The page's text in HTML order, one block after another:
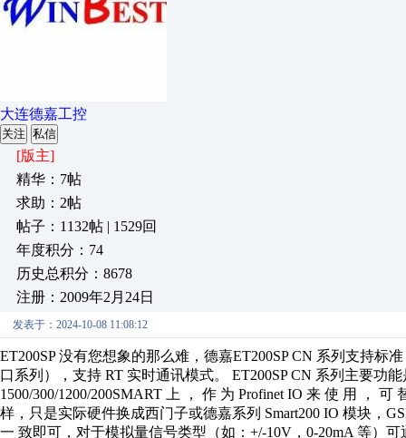
大连德嘉工控
关注 私信
[版主]
精华：7帖
求助：2帖
帖子：1132帖 | 1529回
年度积分：74
历史总积分：8678
注册：2009年2月24日
发表于：2024-10-08 11:08:12
ET200SP 没有您想象的那么难，德嘉ET200SP CN 系列支持标
口系列），支持 RT 实时通讯模式。 ET200SP CN 系列主要功
1500/300/1200/200SMART 上 ， 作 为 Profinet IO 来 使 用 ，
样，只是实际硬件换成西门子或德嘉系列 Smart200 IO 模块，
一 致即可，对于模拟量信号类型（如：+/-10V，0-20mA 等）